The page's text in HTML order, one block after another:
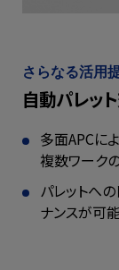
さらなる活用
自動パレッ
多面APCに
複数ワーク
パレットへ
ナンスが可